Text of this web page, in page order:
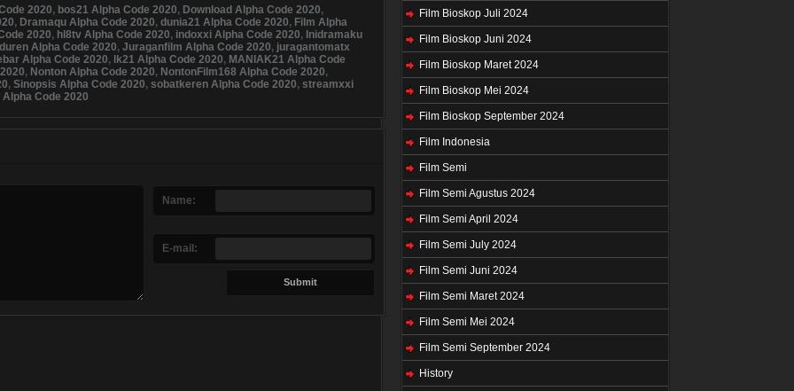
2020, bos21 Alpha Code 2020, Download Alpha Code 2020,
, Dramaqu Alpha Code 2020, dunia21 Alpha Code 2020, Film Alpha
2020, hl8tv Alpha Code 2020, indoxxi Alpha Code 2020, Inidramaku
Alpha Code 2020, Juraganfilm Alpha Code 2020, juragantomatx
Alpha Code 2020, lk21 Alpha Code 2020, MANIAK21 Alpha Code
, Nonton Alpha Code 2020, NontonFilm168 Alpha Code 2020,
, Sinopsis Alpha Code 2020, sobatkeren Alpha Code 2020, streamxxi
Code 2020
Name:
E-mail:
Film Bioskop Juli 2024
Film Bioskop Juni 2024
Film Bioskop Maret 2024
Film Bioskop Mei 2024
Film Bioskop September 2024
Film Indonesia
Film Semi
Film Semi Agustus 2024
Film Semi April 2024
Film Semi July 2024
Film Semi Juni 2024
Film Semi Maret 2024
Film Semi Mei 2024
Film Semi September 2024
History